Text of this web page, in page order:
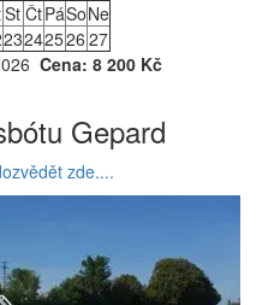
St ČtPáSoNe
23242526 27
Cena: 8 200 Kč
Gepard
zde....